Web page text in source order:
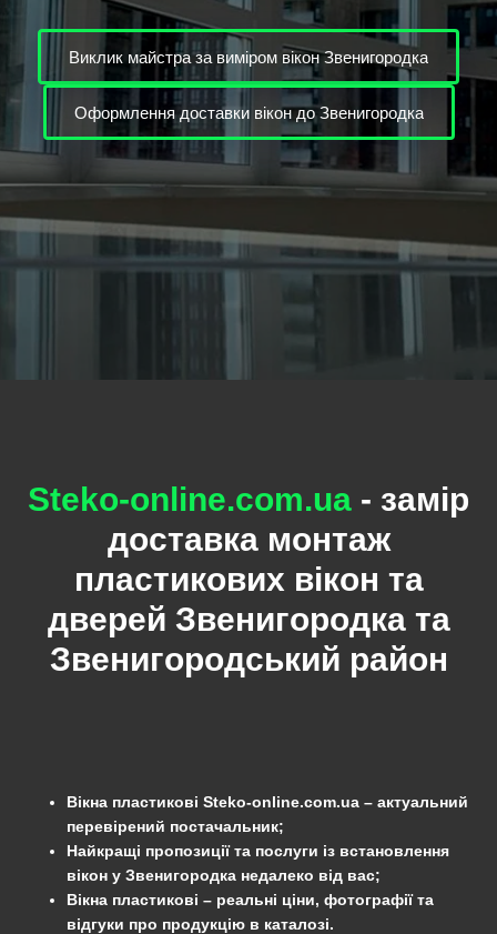
Виклик майстра за виміром вікон Звенигородка
Оформлення доставки вікон до Звенигородка
Steko-online.com.ua - замір
доставка монтаж
пластикових вікон та
дверей Звенигородката
Звенигородський район
Вікна пластикові Steko-online.com.ua – актуальний
перевірений постачальник;
Найкращі пропозиції та послуги із встановлення
вікон у Звенигородка недалеко від вас;
Вікна пластикові – реальні ціни, фотографії та
відгуки про продукцію в каталозі.